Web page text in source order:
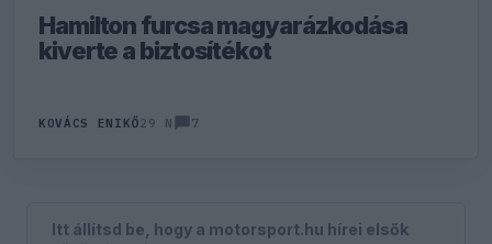
Hamilton furcsa magyarázkodása
kiverte a biztosítékot
KOVÁCS ENIKŐ29 N 7
Itt állítsd be, hogy a motorsport.hu hírei elsők